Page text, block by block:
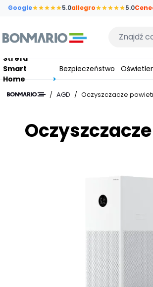
Przejdź do głównej zawartości strony
Google 5.0allegro 5.0
Wpisz czego
Strefa
Smart
Home
Bezpieczeństwo
/ AGD / Oczyszczacze